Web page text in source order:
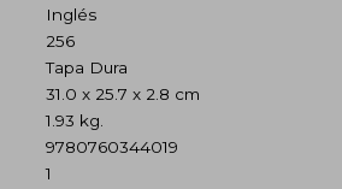
Inglés
256
Tapa Dura
31.0 x 25.7 x 2.8 cm
1.93 kg.
9780760344019
1